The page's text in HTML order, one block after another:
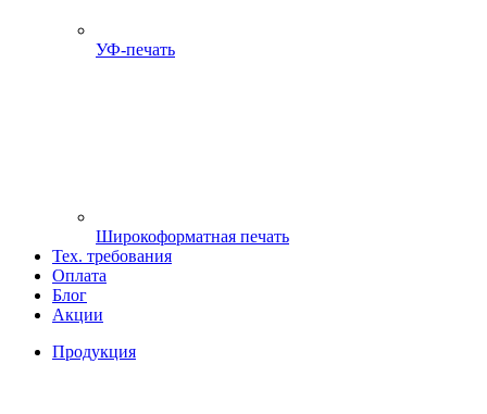
УФ-печать
Широкоформатная печать
Тех. требования
Оплата
Блог
Акции
Продукция